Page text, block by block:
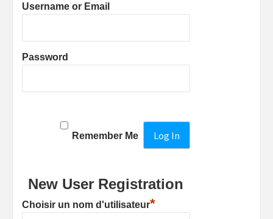
Username or Email
Password
Remember Me
New User Registration
Choisir un nom d'utilisateur*